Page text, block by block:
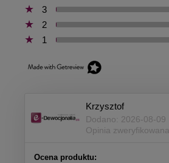
3
2
1
Krzysztof
Dodano: 2026-08-09
Opinia zweryfikowana
Ocena produktu: